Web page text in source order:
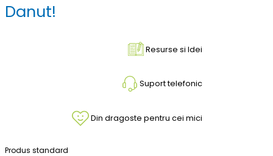
Danut!
Resurse si Idei
Suport telefonic
Din dragoste pentru cei mici
Produs standard